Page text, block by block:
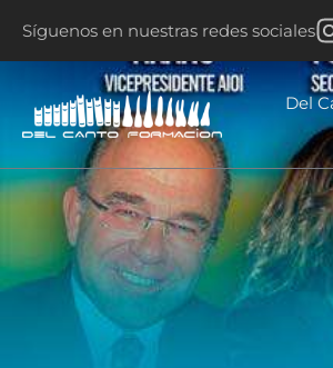
Síguenos en nuestras redes sociales
Del